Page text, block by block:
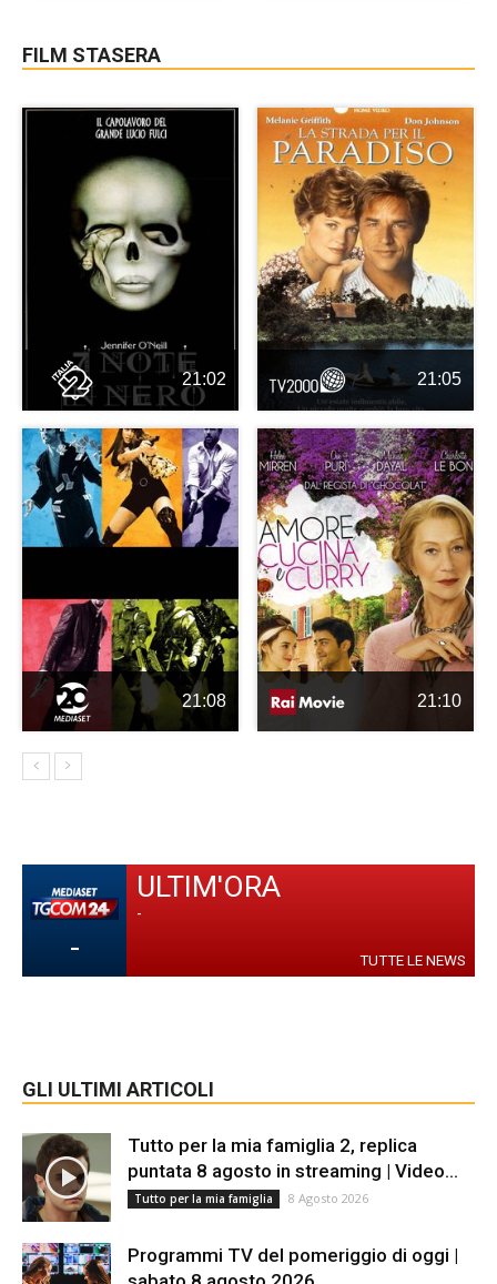
FILM STASERA
21:02 21:05
21:08 21:10
-
ULTIM'ORA
-
TUTTE LE NEWS
GLI ULTIMI ARTICOLI
Tutto per la mia famiglia 2, replica
puntata 8 agosto in streaming | Video...
Tutto per la mia famiglia 8 Agosto 2026
Programmi TV del pomeriggio di oggi |